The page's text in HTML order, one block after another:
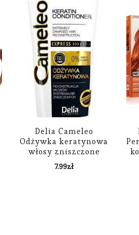
Delia Cameleo
Odżywka keratynowa
włosy zniszczone
200ml
7.99zł